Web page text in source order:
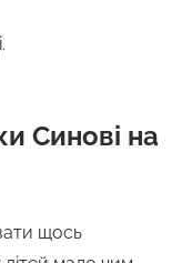
Синові на
щось